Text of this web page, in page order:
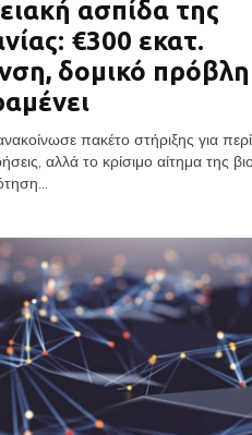
ασπίδα της
€300 εκατ.
δομικό
πακέτο στήριξης για
αλλά το κρίσιμο αίτημα της